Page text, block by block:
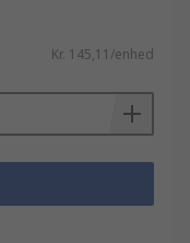
Kr. 145,11/enhed